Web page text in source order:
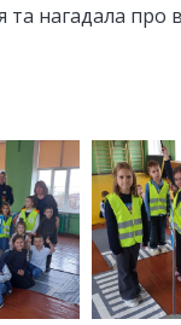
та нагадала